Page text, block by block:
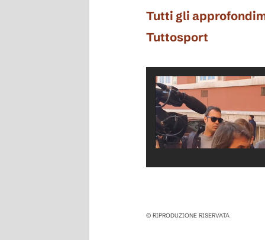
Tutti gli
Tuttosport
© RIPRODUZIONE RISERVATA